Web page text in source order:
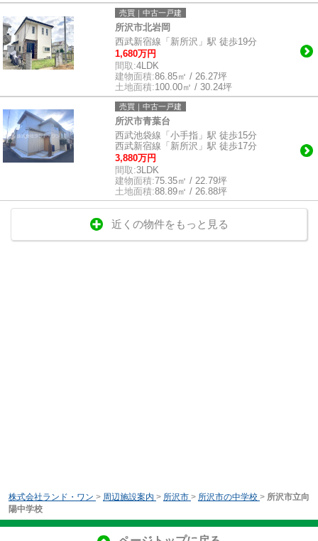
売買｜中古一戸建
所沢市北岩岡
西武新宿線「新所沢」駅 徒歩19分
1,680万円
間取:4LDK
建物面積:86.85㎡ / 26.27坪
土地面積:100.00㎡ / 30.24坪
売買｜中古一戸建
所沢市青葉台
西武池袋線「小手指」駅 徒歩15分
西武新宿線「新所沢」駅 徒歩17分
3,880万円
間取:3LDK
建物面積:75.35㎡ / 22.79坪
土地面積:88.89㎡ / 26.88坪
近くの物件をもっと見る
株式会社ランド・ワン > 周辺施設案内 > 所沢市 > 所沢市の中学校 > 所沢市立向
陽中学校